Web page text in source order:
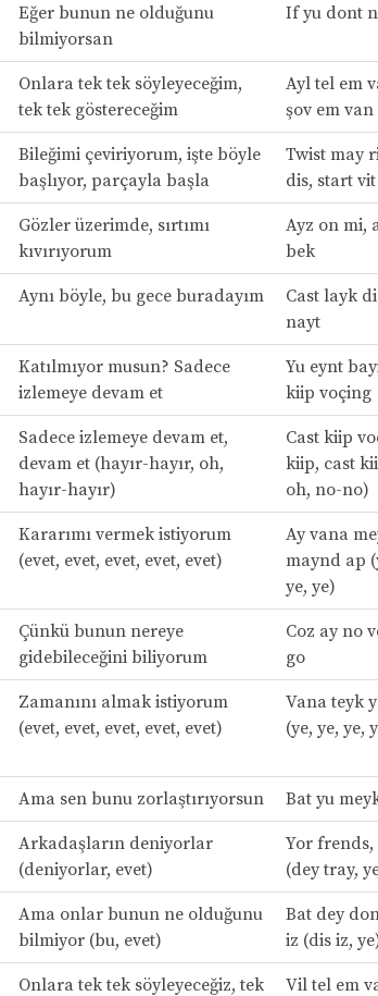
Eğer bunun ne olduğunu
bilmiyorsan
If yu dont
Onlara tek tek söyleyeceğim,
tek tek göstereceğim
Ayl tel em
şov em
Bileğimi çeviriyorum, işte böyle
başlıyor, parçayla başla
Twist may
dis, start
Gözler üzerimde, sırtımı
kıvırıyorum
Ayz on mi,
bek
Aynı böyle, bu gece buradayım
Cast layk
nayt
Katılmıyor musun? Sadece
izlemeye devam et
Yu eynt
kiip voçing
Sadece izlemeye devam et,
devam et (hayır-hayır, oh,
hayır-hayır)
Cast kiip
kiip, cast
oh, no-no)
Kararımı vermek istiyorum
(evet, evet, evet, evet, evet)
Ay vana
maynd ap
ye, ye)
Çünkü bunun nereye
gidebileceğini biliyorum
Coz ay no
go
Zamanını almak istiyorum
(evet, evet, evet, evet, evet)
Vana teyk
(ye, ye, ye,
Ama sen bunu zorlaştırıyorsun Bat yu
Arkadaşların deniyorlar
(deniyorlar, evet)
Yor
(dey tray,
Ama onlar bunun ne olduğunu
bilmiyor (bu, evet)
Bat dey
iz (dis iz,
Onlara tek tek söyleyeceğiz, tek Vil tel em